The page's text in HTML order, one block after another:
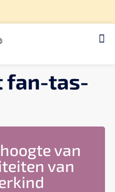
fan-tas-
van
van